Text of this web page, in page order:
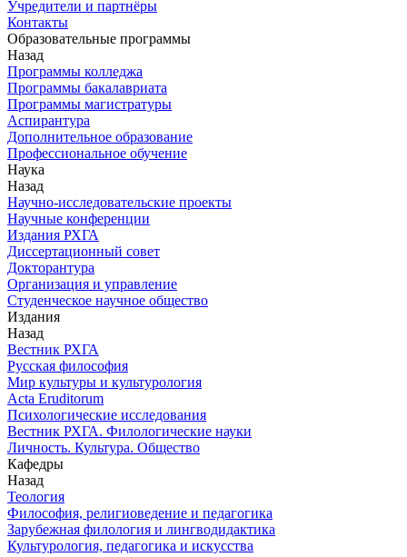
Учредители и партнёры
Контакты
Образовательные программы
Назад
Программы колледжа
Программы бакалавриата
Программы магистратуры
Аспирантура
Дополнительное образование
Профессиональное обучение
Наука
Назад
Научно-исследовательские проекты
Научные конференции
Издания РХГА
Диссертационный совет
Докторантура
Организация и управление
Студенческое научное общество
Издания
Назад
Вестник РХГА
Русская философия
Мир культуры и культурология
Acta Eruditorum
Психологические исследования
Вестник РХГА. Филологические науки
Личность. Культура. Общество
Кафедры
Назад
Теология
Философия, религиоведение и педагогика
Зарубежная филология и лингводидактика
Культурология, педагогика и искусства